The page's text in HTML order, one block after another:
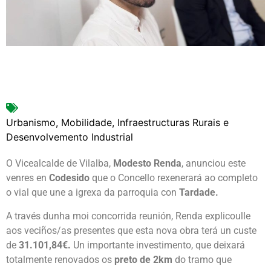
Urbanismo, Mobilidade, Infraestructuras Rurais e
Desenvolvemento Industrial
O Vicealcalde de Vilalba, Modesto Renda, anunciou este
venres en Codesido que o Concello rexenerará ao completo
o vial que une a igrexa da parroquia con Tardade.
A través dunha moi concorrida reunión, Renda explicoulle
aos veciños/as presentes que esta nova obra terá un custe
de 31.101,84€. Un importante investimento, que deixará
totalmente renovados os preto de 2km do tramo que